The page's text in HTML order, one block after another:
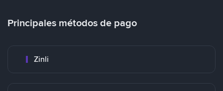
Principales métodos de pago
Zinli